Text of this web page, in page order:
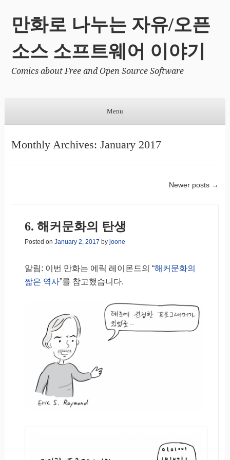
만화로 나누는 자유/오픈
소스 소프트웨어 이야기
Comics about Free and Open Source Software
Menu
Monthly Archives: January 2017
Newer posts →
6. 해커문화의 탄생
Posted on January 2, 2017 by joone
알림: 이번 만화는 에릭 레이몬드의 “해커문화의
짧은 역사”를 참고했습니다.